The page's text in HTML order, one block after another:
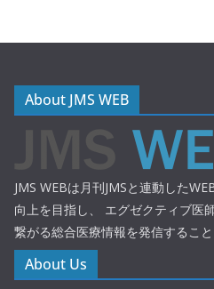
About JMS WEB
JMS WEBは月刊JMSと連動した
向上を目指し、 エグゼクティブ医
繋がる総合医療情報を発信すること
About Us